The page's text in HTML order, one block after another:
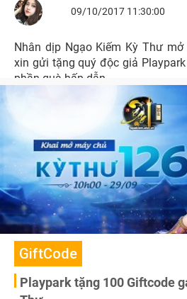
09/10/2017 11:30:00
Nhân dịp Ngạo Kiếm Kỳ Thư mở
xin gửi tặng quý độc giả Playpark
phần quà hấp dẫn.
GiftCode
Playpark tặng 100 Giftcode